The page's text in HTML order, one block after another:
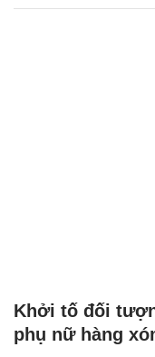
Khởi tố đối
phụ nữ hàng